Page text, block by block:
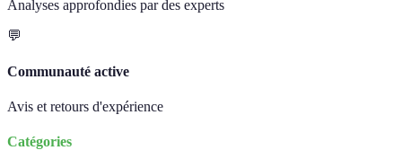
Analyses approfondies par des experts
💬
Communauté active
Avis et retours d'expérience
Catégories